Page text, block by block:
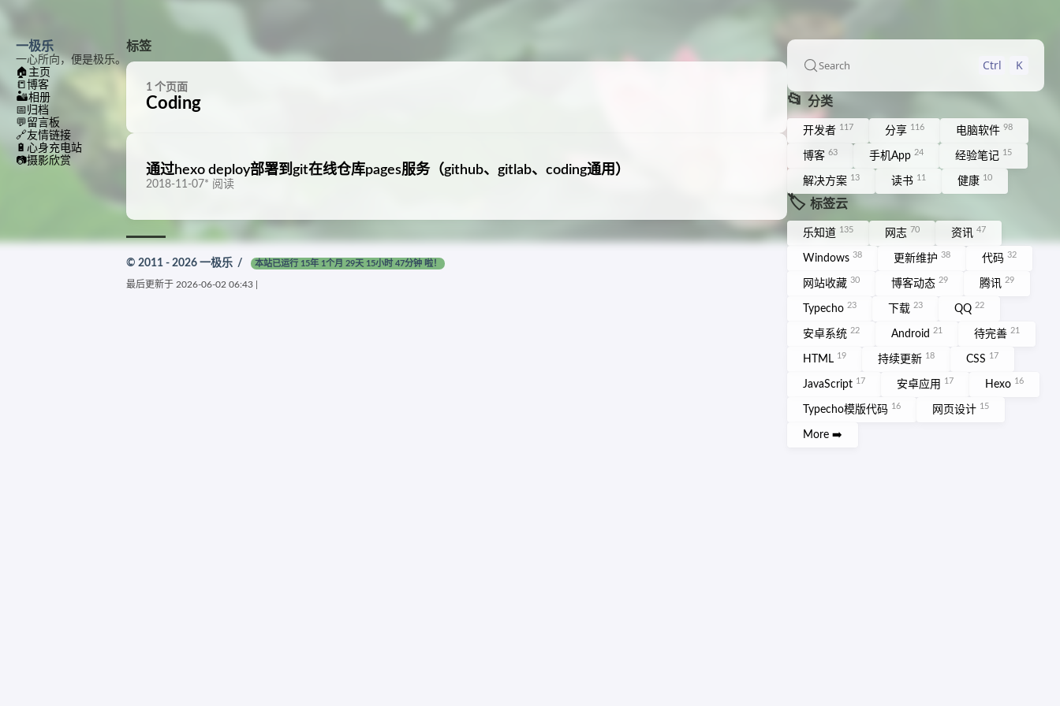
一极乐
一心所向，便是极乐。
🏠 主页
📒 博客
🏜️相册
📅 归档
💬留言板
🔗友情链接
🔋 心身充电站
📷摄影欣赏
Search Ctrl K
📂 分类
开发者 117 分享 116 电脑软件 98
博客 63 手机App 24 经验笔记 15
解决方案 13 读书 11 健康 10
🏷️ 标签云
乐知道 135 网志 70 资讯 47
Windows 38 更新维护 38 代码 32
网站收藏 30 博客动态 29 腾讯 29
Typecho 23 下载 23 QQ 22
安卓系统 22 Android 21 待完善 21
HTML 19 持续更新 18 CSS 17
JavaScript 17 安卓应用 17 Hexo 16
Typecho模版代码 16 网页设计 15
More ➡️
标签
1 个页面
Coding
通过hexo deploy部署到git在线仓库pages服务（github、gitlab、coding通用）
2018-11-07* 阅读
© 2011 - 2026 一极乐 / 本站已运行 15年 1个月 29天 15小时 47分钟 啦！
最后更新于 2026-06-02 06:43